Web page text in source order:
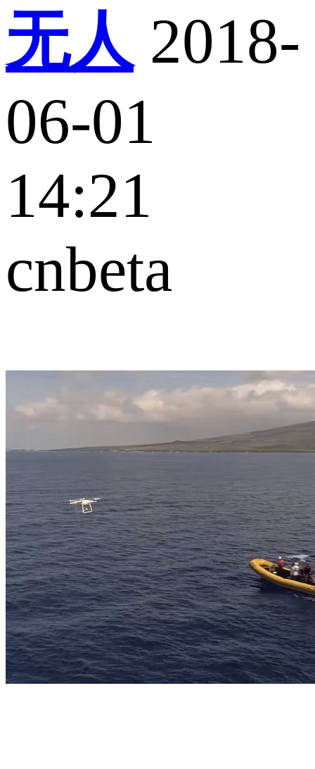
无人 2018-
06-01
14:21
cnbeta